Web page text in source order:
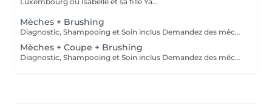
Mèches + Brushing
Diagnostic, Shampooing et Soin inclus Demandez des mêches dernière tendance à Manhattan Coiffure
Mèches + Coupe + Brushing
Diagnostic, Shampooing et Soin inclus Demandez des mêches dernière tendance à Manhattan Coiffure